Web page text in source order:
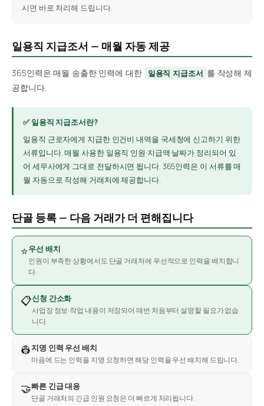
시면 바로 처리해 드립니다.
일용직 지급조서 — 매월 자동 제공
365인력은 매월 송출한 인력에 대한 일용직 지급조서 를 작성해 제
공합니다.
✅ 일용직 지급조서란?
일용직 근로자에게 지급한 인건비 내역을 국세청에 신고하기 위한
서류입니다. 매월 사용한 일용직 인원·지급액·날짜가 정리되어 있
어 세무사에게 그대로 전달하시면 됩니다. 365인력은 이 서류를 매
월 자동으로 작성해 거래처에 제공합니다.
단골 등록 — 다음 거래가 더 편해집니다
⭐우선 배치
인원이 부족한 상황에서도 단골 거래처에 우선적으로 인력을 배치합니
다.
📋신청 간소화
사업장 정보·작업 내용이 저장되어 매번 처음부터 설명할 필요가 없습
니다.
👷지명 인력 우선 배치
마음에 드는 인력을 지명 요청하면 해당 인력을 우선 배치해 드립니다.
🤝빠른 긴급 대응
단골 거래처의 긴급 인원 요청은 더 빠르게 처리됩니다.